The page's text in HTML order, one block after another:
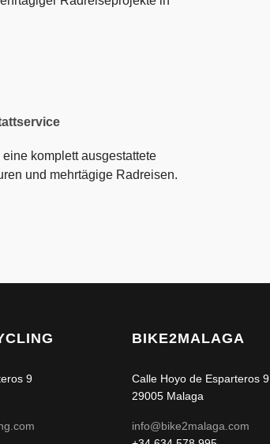
komplett ausgestattete
und mehrtägige Radreisen.
9
BIKE2MALAGA
Calle Hoyo de Esparteros 9
29005 Malaga
info@bike2malaga.com